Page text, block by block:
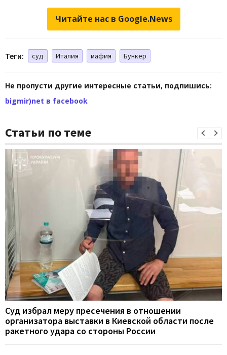
Читайте нас в Google.News
Теги: суд Италия мафия Бункер
Не пропусти другие интересные статьи, подпишись:
bigmir)net в facebook
Статьи по теме
Суд избрал меру пресечения в отношении
организатора выставки в Киевской области после
ракетного удара со стороны России